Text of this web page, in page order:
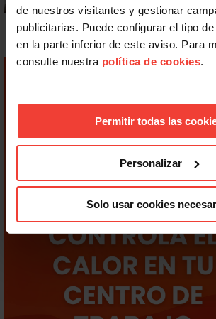
de nuestros visitantes y gestionar
publicitarias. Puede configurar el tipo
en la parte inferior de este aviso. Para
consulte nuestra política de cookies.
Permitir todas las
Personalizar
Solo usar cookies